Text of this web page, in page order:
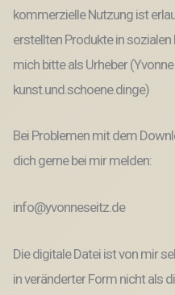
kommerzielle Nutzung ist
erstellten Produkte in
mich bitte als Urheber
kunst.und.schoene.dinge)
Bei Problemen mit dem
dich gerne bei mir melden:
info@yvonneseitz.de
Die digitale Datei ist von mir
in veränderter Form nicht als